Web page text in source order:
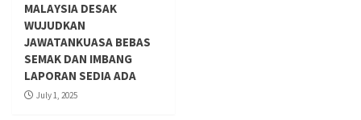
MALAYSIA DESAK
WUJUDKAN
JAWATANKUASA BEBAS
SEMAK DAN IMBANG
LAPORAN SEDIA ADA
July 1, 2025